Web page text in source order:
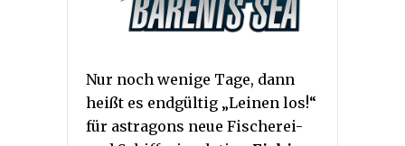
Nur noch wenige Tage, dann
heißt es endgültig „Leinen los!“
für astragons neue Fischerei-